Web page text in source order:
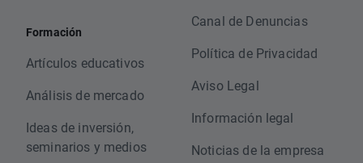
Formación
Artículos educativos
Análisis de mercado
Ideas de inversión,
seminarios y medios
Canal de Denuncias
Política de Privacidad
Aviso Legal
Información legal
Noticias de la empresa